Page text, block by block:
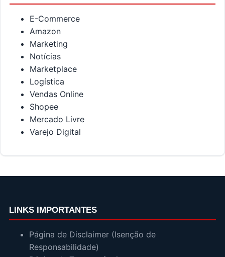
E-Commerce
Amazon
Marketing
Notícias
Marketplace
Logística
Vendas Online
Shopee
Mercado Livre
Varejo Digital
LINKS IMPORTANTES
Página de Disclaimer (Isenção de
Responsabilidade)